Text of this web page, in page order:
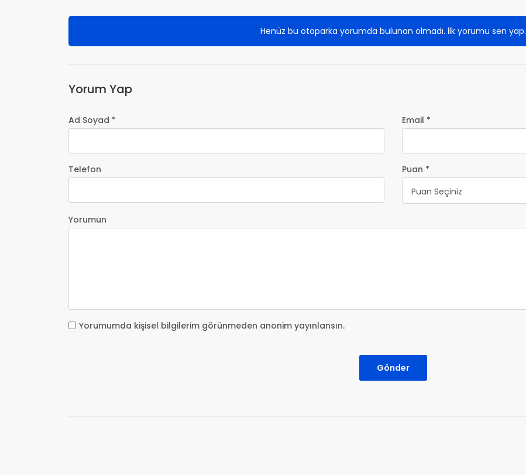
Henüz bu otoparka yorumda bulunan olmadı. İlk yorumu sen yap.
Yorum Yap
Ad Soyad * Email *
Telefon
Puan *
Puan Seçiniz
Yorumun
Yorumumda kişisel bilgilerim görünmeden anonim yayınlansın.
Gönder